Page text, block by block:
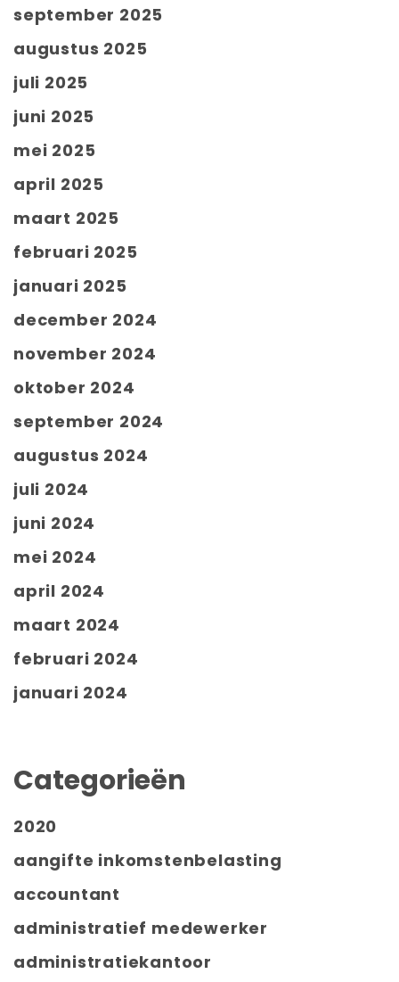
september 2025
augustus 2025
juli 2025
juni 2025
mei 2025
april 2025
maart 2025
februari 2025
januari 2025
december 2024
november 2024
oktober 2024
september 2024
augustus 2024
juli 2024
juni 2024
mei 2024
april 2024
maart 2024
februari 2024
januari 2024
Categorieën
2020
aangifte inkomstenbelasting
accountant
administratief medewerker
administratiekantoor